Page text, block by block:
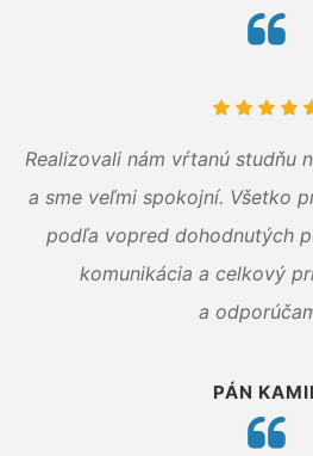
Realizovali nám vŕtanú studňu
a sme veľmi spokojní. Všetko
podľa vopred dohodnutých
komunikácia a celkový
a
PÁN